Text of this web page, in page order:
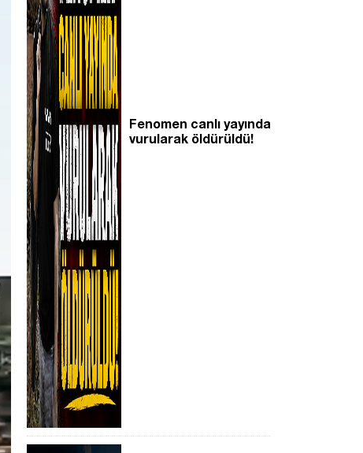
Fenomen canlı yayında
vurularak öldürüldü!